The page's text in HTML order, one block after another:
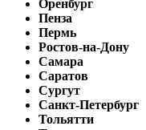
Оренбург
Пенза
Пермь
Ростов-на-Дону
Самара
Саратов
Сургут
Санкт-Петербург
Тольятти